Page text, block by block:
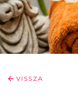
VISSZA